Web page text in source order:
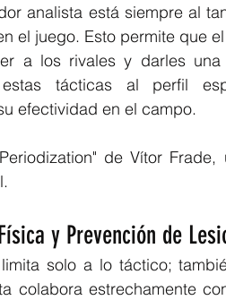
analista está siempre al
el juego. Esto permite que
a los rivales y darles
tácticas al perfil
efectividad en el campo.
de Vítor
y Prevención de
solo a lo táctico;
colabora estrechamente